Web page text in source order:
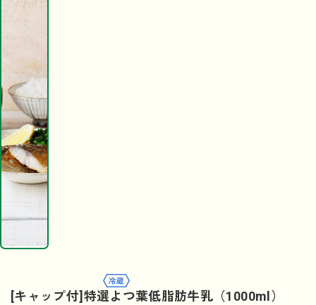
[キャップ付]特選よつ葉低脂肪牛乳（1000ml）